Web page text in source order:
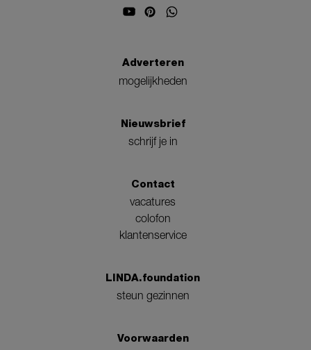
Adverteren
mogelijkheden
Nieuwsbrief
schrijf je in
Contact
vacatures
colofon
klantenservice
LINDA.foundation
steun gezinnen
Voorwaarden